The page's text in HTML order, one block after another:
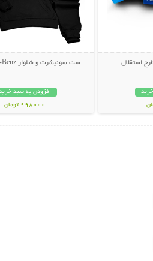
استقلال ست سوئیشرت و شلوار Mercedes-Benz
افزودن به سبد
998000 تومان